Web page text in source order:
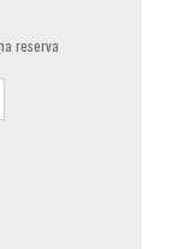
reserva